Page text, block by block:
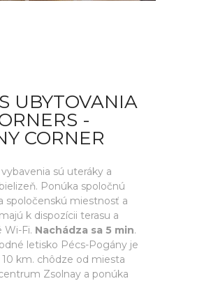
UBYTOVANIA
-
CORNER
sú uteráky a
Ponúka spoločnú
spoločenskú miestnosť a
k dispozícii terasu a
Wi-Fi. Nachádza sa 5 min.
letisko Pécs-Pogány je
km. chôdze od miesta
Zsolnay a ponúka